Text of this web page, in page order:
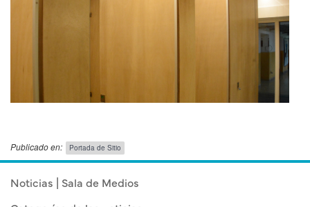
Noticias | Sala de Medios
Publicado en: Portada de Sitio
Publicado el Lunes 1 Junio, 2026